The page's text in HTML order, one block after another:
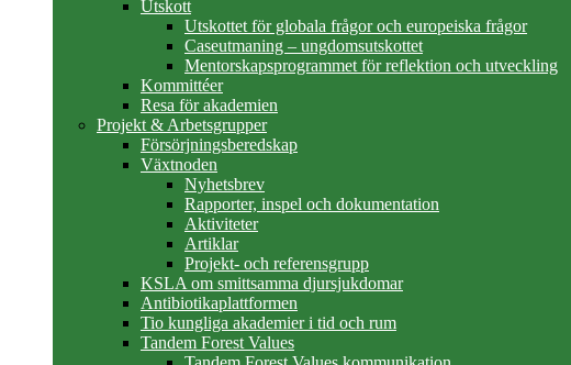
Utskott
Utskottet för globala frågor och europeiska frågor
Caseutmaning – ungdomsutskottet
Mentorskapsprogrammet för reflektion och utveckling
Kommittéer
Resa för akademien
Projekt & Arbetsgrupper
Försörjningsberedskap
Växtnoden
Nyhetsbrev
Rapporter, inspel och dokumentation
Aktiviteter
Artiklar
Projekt- och referensgrupp
KSLA om smittsamma djursjukdomar
Antibiotikaplattformen
Tio kungliga akademier i tid och rum
Tandem Forest Values